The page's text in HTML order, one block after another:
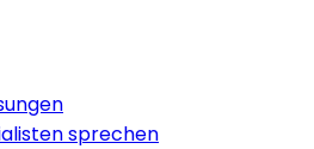
sprechen